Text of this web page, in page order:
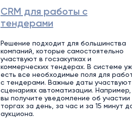
CRM для работы с
тендерами
Решение подходит для большинства
компаний, которые самостоятельно
участвуют в госзакупках и
коммерческих тендерах. В системе
есть все необходимые поля для
с тендерами. Важные даты участвуют
сценариях автоматизации. Например,
вы получите уведомление об участии
торгах за день, за час и за 15 минут
аукциона.